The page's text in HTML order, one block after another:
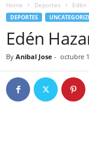
Home Deportes
DEPORTES
Edén
By Anibal Jose - octubre